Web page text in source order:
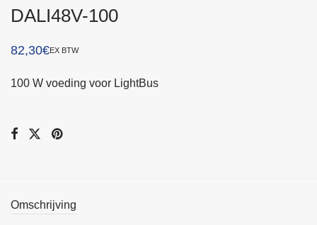
DALI48V-100
82,30€EX BTW
100 W voeding voor LightBus
Omschrijving